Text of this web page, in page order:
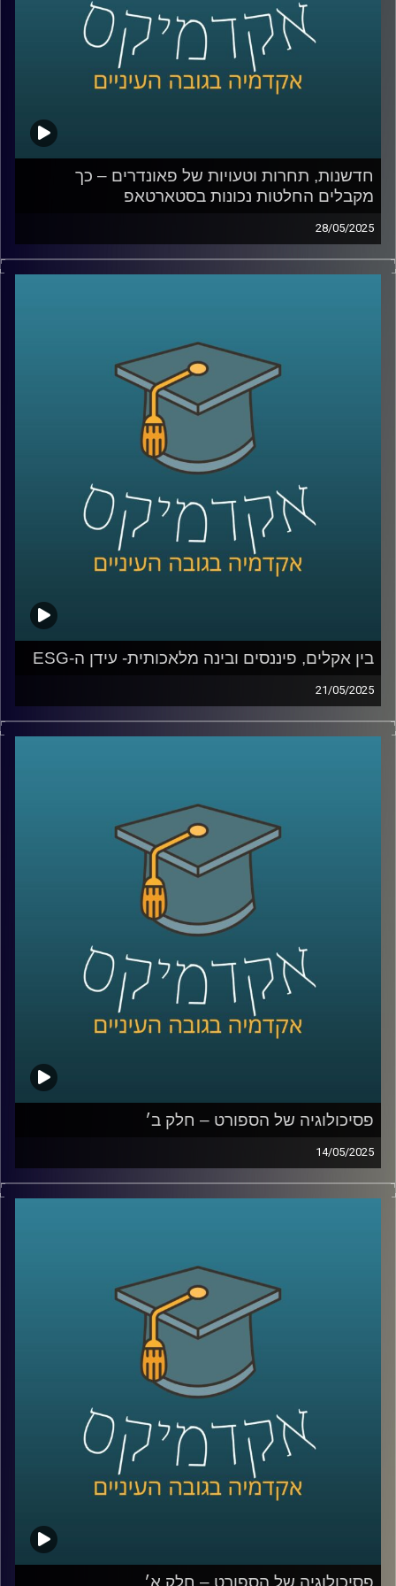
האם רובוט יכול לגרום לי לקנות משהו, או דווקא לגרום לי
להרגיש שייך? ואיפה עובר הקו בין טכנולוגיה שמשפרת את
חיינו לכזו שמעצבת אותנו מבלי שנרגיש
קרדיט תמונות:AudioVersity
חדשנות, תחרות וטעויות של פאונדרים – כך
מקבלים החלטות נכונות בסטארטאפ
28/05/2025
מה קורה כשסטארטאפ נכנס לשוק תחרותי?
האם ניסיון קודם ומעורבות הפאונדרים תמיד עוזרים או
בפרק הזה של אקדמיקס אני מארחת את פרופ’ ניראון חשאי,
דיקן בית הספר אריסון למנהל עסקים באוניברסיטת רייכמן,
חוקר מוביל בתחום האסטרטגיה, חדשנות ויזמות.
נשוחח על מצבה של ישראל כ”אומת הסטארטאפ”, על
מהמחקרים שלו – שמלמדים אותנו איך תחרות, חדשנות וניסיון
מעצבים את ההצלחה של חברות.
קרדיט תמונות:AudioVersity
בין אקלים, פיננסים ובינה מלאכותית- עידן ה-ESG
21/05/2025
עולם הפיננסים, שהיה מזוהה במשך עשורים עם מספרים,
רווחים וצמיחה, מתמודד היום עם שאלות נוספות: איך
והאם ייתכן שכלכלה, חברה וסביבה לא עומדות בסתירה אלא
דווקא תלויות זו בזו?
במקביל, הבינה המלאכותית היוצרת נכנסת לעולמנו בקצב
מסחרר, ומציעה פתרונות טכנולוגיים פורצי דרך לאתגרים
אבל גם כאן ההתלהבות מלווה בחשש: מה ההשפעה של
האלגוריתמים על פרטיות, תעסוקה וצריכת אנרגיה?
האם מדובר במהפכה ירוקה או באשליה מסוכנת?
כדי לדבר על כל השאלות האלו, נמצא איתנו היום אחד הקולות
המובילים בישראל בכל מה שקשור ל-ESG, פיננסים ומנהיגות
יאיר אבידן, יו״ר הועדה המייעצת וראש פורום עמיתים במרכז
אריסון ל-ESG באוניברסיטת רייכמן, ולשעבר המפקח על
הבנקים שמאחוריו תפקידים מרכזיים בכלכלה הישראלית.
קרדיט תמונות:AudioVersity
פסיכולוגיה של הספורט – חלק ב׳
14/05/2025
קשיים מנטלים של ספורטאים, שופטים ורפורמות בתחום
ובפרק הזה נמשיך ונדבר עם ד״ר רועי סמואל, חוקר ומרצה
בפסיכולוגיה של הספורט והפעילות הגופנית בחטיבת
הפסיכולוגיה של הספורט, המאמץ, והביצוע באוניברסיטת
נעמיק בתחום המשברים נפשיים, פציעות, אולימפיאדה,
התמודדויות וטעויות של ספורטאים, מעורבות הורית ותיאוריות
משמעותיות בתחום שמקבלות תוקף ממש בימים אלו.
קרדיט תמונות:AudioVersity
פסיכולוגיה של הספורט – חלק א׳